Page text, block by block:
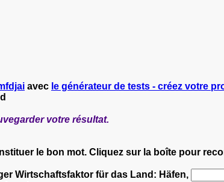
avec le générateur de tests - créez votre
votre résultat.
le bon mot. Cliquez sur la boîte pour
Wirtschaftsfaktor für das Land: Häfen,